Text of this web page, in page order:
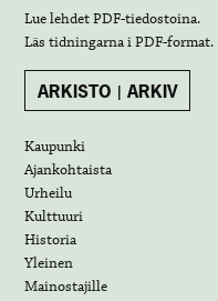
Lue lehdetPDF-tiedostoina.
Läs tidningarna iPDF-format.
ARKISTO | ARKIV
Kaupunki
Ajankohtaista
Urheilu
Kulttuuri
Historia
Yleinen
Mainostajille